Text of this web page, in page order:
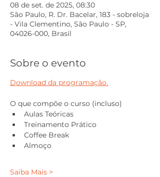
08 de set. de 2025, 08:30
São Paulo, R. Dr. Bacelar, 183 - sobreloja
- Vila Clementino, São Paulo - SP,
04026-000, Brasil
Sobre o evento
Download da programação.
O que compõe o curso (incluso)
Aulas Teóricas
Treinamento Prático
Coffee Break
Almoço
Saiba Mais >